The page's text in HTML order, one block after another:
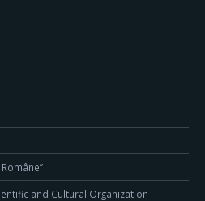
and Cultural Organization